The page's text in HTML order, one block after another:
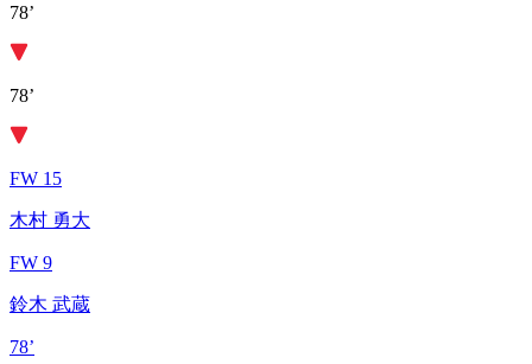
78’
78’
FW 15
木村 勇大
FW 9
鈴木 武蔵
78’